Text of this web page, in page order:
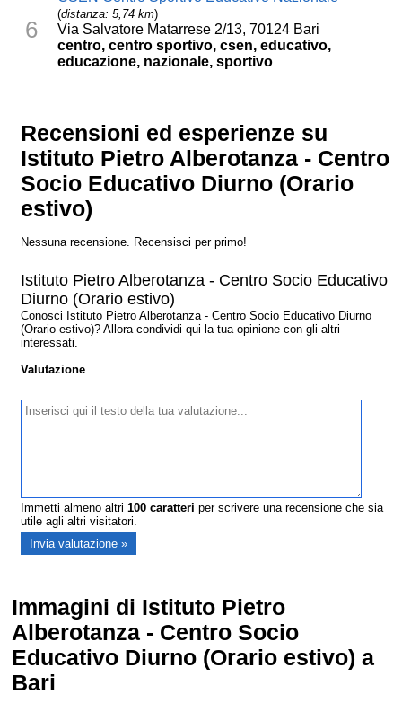
6
(distanza: 5,74 km)
Via Salvatore Matarrese 2/13, 70124 Bari
centro, centro sportivo, csen, educativo,
educazione, nazionale, sportivo
Recensioni ed esperienze su
Istituto Pietro Alberotanza - Centro
Socio Educativo Diurno (Orario
estivo)
Nessuna recensione. Recensisci per primo!
Istituto Pietro Alberotanza - Centro Socio Educativo
Diurno (Orario estivo)
Conosci Istituto Pietro Alberotanza - Centro Socio Educativo Diurno
(Orario estivo)? Allora condividi qui la tua opinione con gli altri
interessati.
Valutazione
Immetti almeno altri100 caratteri per scrivere una recensione che sia
utile agli altri visitatori.
Immagini di Istituto Pietro
Alberotanza - Centro Socio
Educativo Diurno (Orario estivo) a
Bari